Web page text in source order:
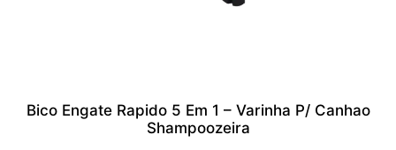
Bico Engate Rapido 5 Em 1 – Varinha P/ Canhao
Shampoozeira